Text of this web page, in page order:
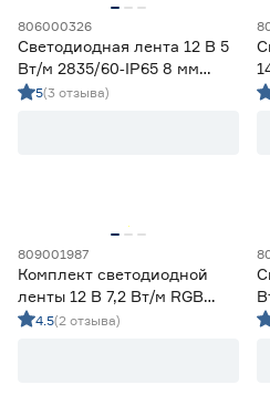
Тип
Ленты диодные для бани и
Ленты диодные для
Применение
Декоративная подсветка
806000326
Светодиодная лента 12 В 5
Вт/м 2835/60‑IP65 8 мм
холодный 2 м Geniled
5(3 отзыва)
809001987
Комплект светодиодной
ленты 12 В 7,2 Вт/м RGB
IP65 5050 Wi‑fi Алиса 5 м
4.5(2 отзыва)